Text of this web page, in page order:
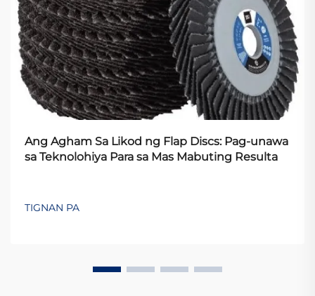
Ang Agham Sa Likod ng Flap Discs: Pag-unawa
sa Teknolohiya Para sa Mas Mabuting Resulta
TIGNAN PA